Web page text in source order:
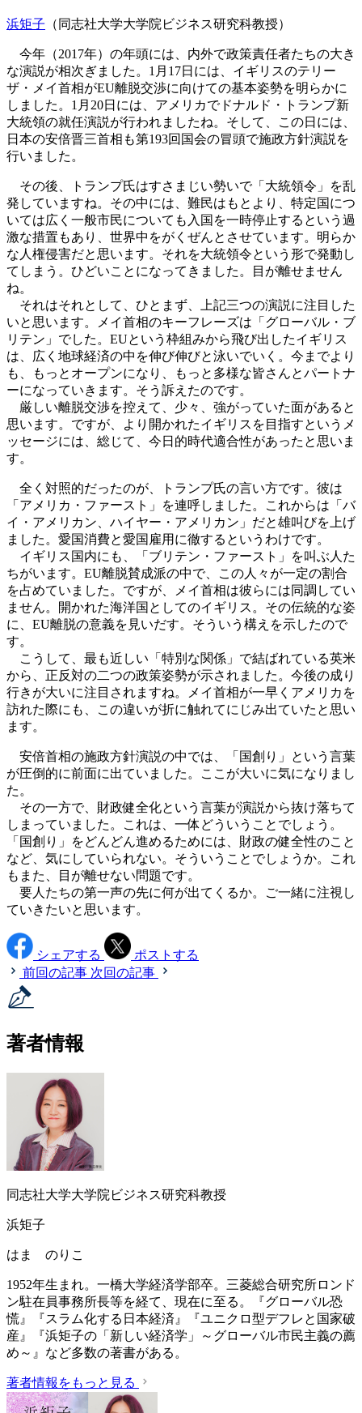
浜矩子 （同志社大学大学院ビジネス研究科教授）
今年（2017年）の年頭には、内外で政策責任者たちの大き
な演説が相次ぎました。1月17日には、イギリスのテリー
ザ・メイ首相がEU離脱交渉に向けての基本姿勢を明らかに
しました。1月20日には、アメリカでドナルド・トランプ新
大統領の就任演説が行われましたね。そして、この日には、
日本の安倍晋三首相も第193回国会の冒頭で施政方針演説を
行いました。
その後、トランプ氏はすさまじい勢いで「大統領令」を乱
発していますね。その中には、難民はもとより、特定国につ
いては広く一般市民についても入国を一時停止するという過
激な措置もあり、世界中をがくぜんとさせています。明らか
な人権侵害だと思います。それを大統領令という形で発動し
てしまう。ひどいことになってきました。目が離せません
ね。
それはそれとして、ひとまず、上記三つの演説に注目した
いと思います。メイ首相のキーフレーズは「グローバル・ブ
リテン」でした。EUという枠組みから飛び出したイギリス
は、広く地球経済の中を伸び伸びと泳いでいく。今までより
も、もっとオープンになり、もっと多様な皆さんとパートナ
ーになっていきます。そう訴えたのです。
厳しい離脱交渉を控えて、少々、強がっていた面があると
思います。ですが、より開かれたイギリスを目指すというメ
ッセージには、総じて、今日的時代適合性があったと思いま
す。
全く対照的だったのが、トランプ氏の言い方です。彼は
「アメリカ・ファースト」を連呼しました。これからは「バ
イ・アメリカン、ハイヤー・アメリカン」だと雄叫びを上げ
ました。愛国消費と愛国雇用に徹するというわけです。
イギリス国内にも、「ブリテン・ファースト」を叫ぶ人た
ちがいます。EU離脱賛成派の中で、この人々が一定の割合
を占めていました。ですが、メイ首相は彼らには同調してい
ません。開かれた海洋国としてのイギリス。その伝統的な姿
に、EU離脱の意義を見いだす。そういう構えを示したので
す。
こうして、最も近しい「特別な関係」で結ばれている英米
から、正反対の二つの政策姿勢が示されました。今後の成り
行きが大いに注目されますね。メイ首相が一早くアメリカを
訪れた際にも、この違いが折に触れてにじみ出ていたと思い
ます。
安倍首相の施政方針演説の中では、「国創り」という言葉
が圧倒的に前面に出ていました。ここが大いに気になりまし
た。
その一方で、財政健全化という言葉が演説から抜け落ちて
しまっていました。これは、一体どういうことでしょう。
「国創り」をどんどん進めるためには、財政の健全性のこと
など、気にしていられない。そういうことでしょうか。これ
もまた、目が離せない問題です。
要人たちの第一声の先に何が出てくるか。ご一緒に注視し
ていきたいと思います。
シェアする
ポストする
前回の記事 次回の記事
著者情報
同志社大学大学院ビジネス研究科教授
浜矩子
はま のりこ
1952年生まれ。一橋大学経済学部卒。三菱総合研究所ロンド
ン駐在員事務所長等を経て、現在に至る。『グローバル恐
慌』『スラム化する日本経済』『ユニクロ型デフレと国家破
産』『浜矩子の「新しい経済学」～グローバル市民主義の薦
め～』など多数の著書がある。
著者情報をもっと見る